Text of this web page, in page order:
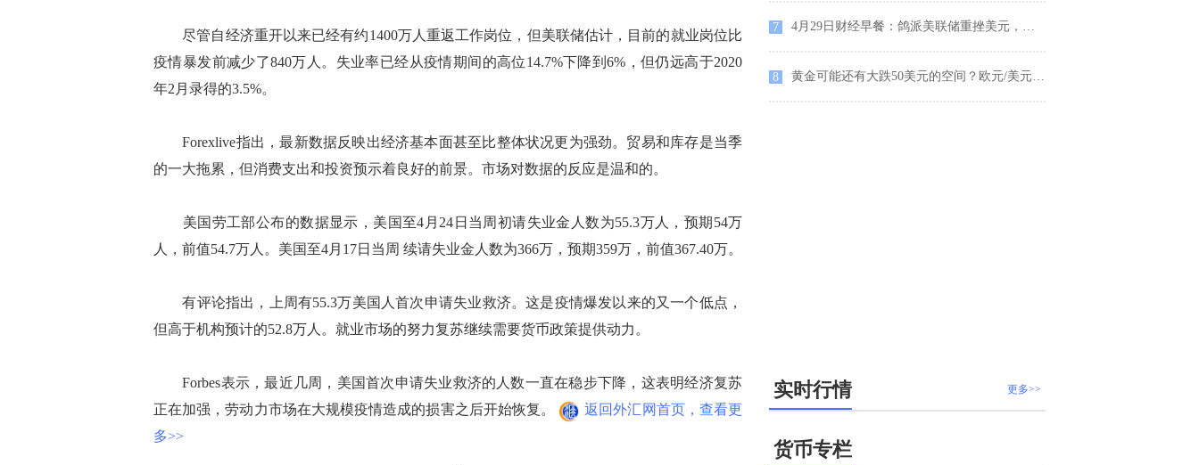
尽管自经济重开以来已经有约1400万人重返工作岗位，但美联储估计，目前的就业岗位比
疫情暴发前减少了840万人。失业率已经从疫情期间的高位14.7%下降到6%，但仍远高于2020
年2月录得的3.5%。
Forexlive指出，最新数据反映出经济基本面甚至比整体状况更为强劲。贸易和库存是当季
的一大拖累，但消费支出和投资预示着良好的前景。市场对数据的反应是温和的。
美国劳工部公布的数据显示，美国至4月24日当周初请失业金人数为55.3万人，预期54万
人，前值54.7万人。美国至4月17日当周 续请失业金人数为366万，预期359万，前值367.40万。
有评论指出，上周有55.3万美国人首次申请失业救济。这是疫情爆发以来的又一个低点，
但高于机构预计的52.8万人。就业市场的努力复苏继续需要货币政策提供动力。
Forbes表示，最近几周，美国首次申请失业救济的人数一直在稳步下降，这表明经济复苏
正在加强，劳动力市场在大规模疫情造成的损害之后开始恢复。
返回外汇网首页，查看更
多>>
7 4月29日财经早餐：鸽派美联储重挫美元，黄金大幅回升，油价创逾一个月新高
8 黄金可能还有大跌50美元的空间？欧元/美元、英镑/美元、美元/日元、美元指数、现货黄金走势预测
更多>>
实时行情
货币专栏